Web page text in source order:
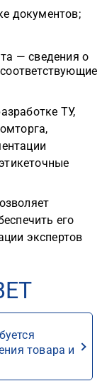
документов;
— сведения о
ТУ,
его
экспертов
товара и